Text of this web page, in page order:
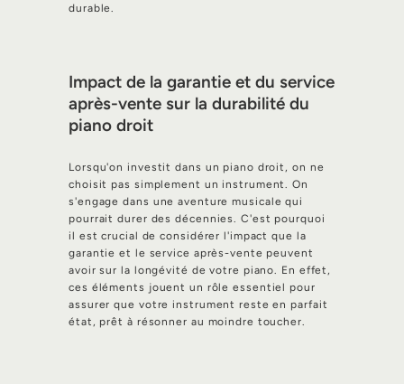
durable.
Impact de la garantie et du service
après-vente sur la durabilité du
piano droit
Lorsqu'on investit dans un piano droit, on ne
choisit pas simplement un instrument. On
s'engage dans une aventure musicale qui
pourrait durer des décennies. C'est pourquoi
il est crucial de considérer l'impact que la
garantie et le service après-vente peuvent
avoir sur la longévité de votre piano. En effet,
ces éléments jouent un rôle essentiel pour
assurer que votre instrument reste en parfait
état, prêt à résonner au moindre toucher.